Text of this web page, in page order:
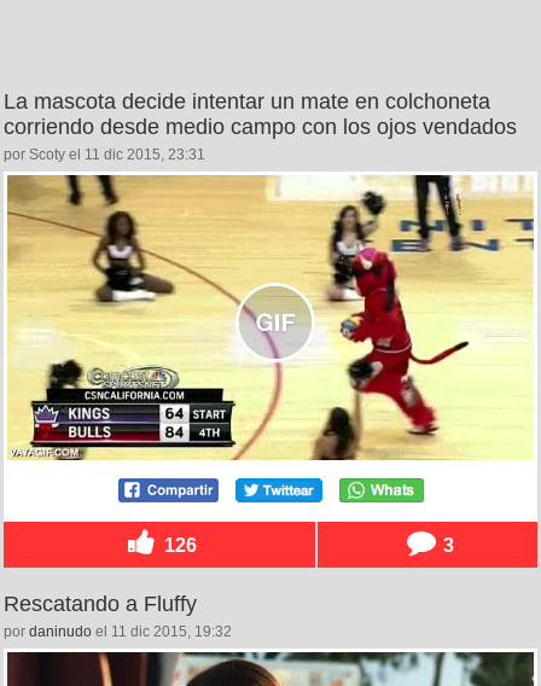
La mascota decide intentar un mate en colchoneta
corriendo desde medio campo con los ojos vendados
por Scoty el 11 dic 2015, 23:31
126 3
Rescatando a Fluffy
por daninudo el 11 dic 2015, 19:32